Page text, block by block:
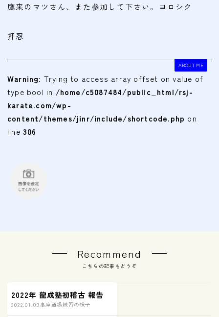
鷹来のマツさん、また参加して下さい。ヨロシク
押忍
ABOUT ME
Warning: Trying to access array offset on value of
type bool in /home/c5087484/public_html/rsj-
karate.com/wp-
content/themes/jinr/include/shortcode.php on
line 306
Recommend
こちらの記事もどうぞ
2022年 龍成塾初稽古 報告
2022.01.09高座道場練習の様子